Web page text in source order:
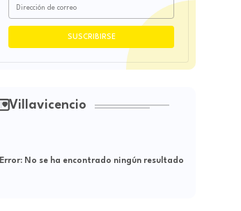
Villavicencio
Error:No se ha encontrado ningún resultado